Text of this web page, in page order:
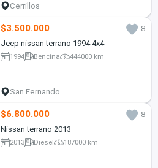
Cerrillos
$3.500.000
8
Jeep nissan terrano 1994 4x4
1994 Bencina 444000 km
San Fernando
$6.800.000
8
Nissan terrano 2013
2013 Diesel 187000 km